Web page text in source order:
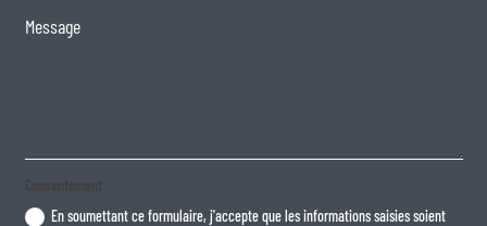
Consentement
En soumettant ce formulaire, j'accepte que les informations saisies soient